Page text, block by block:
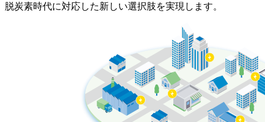
脱炭素時代に対応した新しい選択肢を実現します。